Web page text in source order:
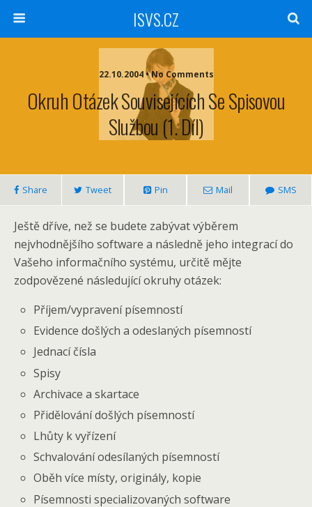
ISVS.CZ
22.10.2004 • No Comments
Okruh Otázek Souvisejících Se Spisovou
Službou (1. Díl)
Share Tweet Pin Mail SMS
Ještě dříve, než se budete zabývat výběrem
nejvhodnějšího software a následně jeho integrací do
Vašeho informačního systému, určitě mějte
zodpovězené následující okruhy otázek:
Příjem/vypravení písemností
Evidence došlých a odeslaných písemností
Jednací čísla
Spisy
Archivace a skartace
Přidělování došlých písemností
Lhůty k vyřízení
Schvalování odesílaných písemností
Oběh více místy, originály, kopie
Písemnosti specializovaných software